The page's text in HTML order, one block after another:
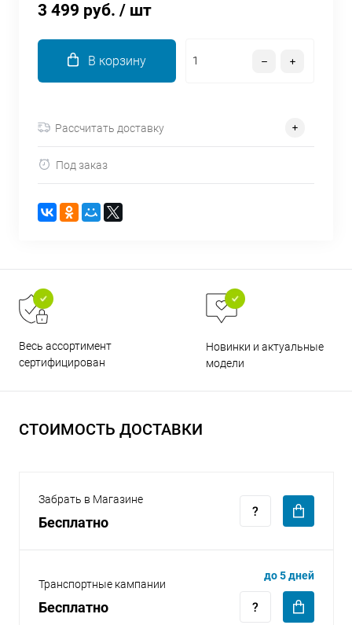
3 499 руб. / шт
В корзину
Рассчитать доставку
Под заказ
Весь ассортимент
сертифицирован
Новинки и актуальные
модели
СТОИМОСТЬ ДОСТАВКИ
Забрать в Магазине
Бесплатно
Транспортные кампании
Бесплатно
до 5 дней
об оплате Плайтом
недели
plait.ru